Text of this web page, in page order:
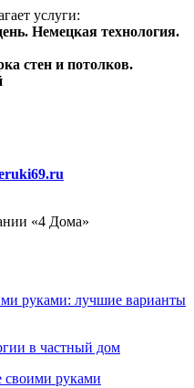
услуги:
Немецкая технология.
стен и потолков.
«4 Дома»
руками: лучшие варианты
в частный дом
своими руками